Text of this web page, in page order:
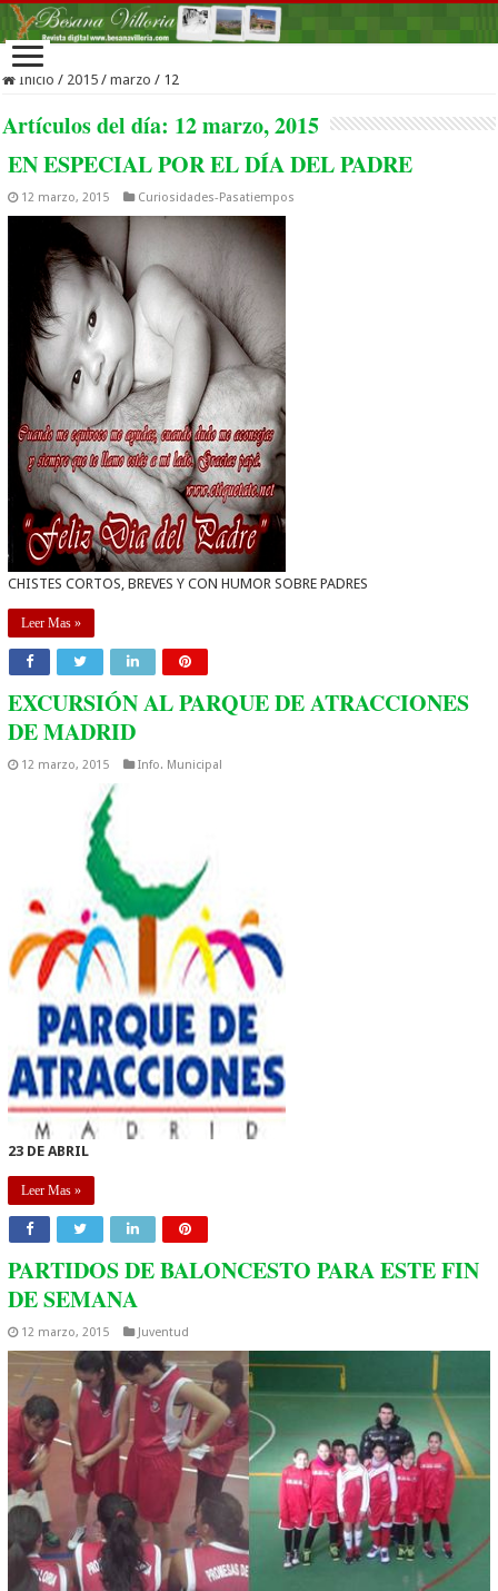
Inicio / 2015 / marzo / 12
Artículos del día: 12 marzo, 2015
EN ESPECIAL POR EL DÍA DEL PADRE
12 marzo, 2015 Curiosidades-Pasatiempos
CHISTES CORTOS, BREVES Y CON HUMOR SOBRE PADRES
Leer Mas »
EXCURSIÓN AL PARQUE DE ATRACCIONES
DE MADRID
12 marzo, 2015 Info. Municipal
23 DE ABRIL
Leer Mas »
PARTIDOS DE BALONCESTO PARA ESTE FIN
DE SEMANA
12 marzo, 2015 Juventud